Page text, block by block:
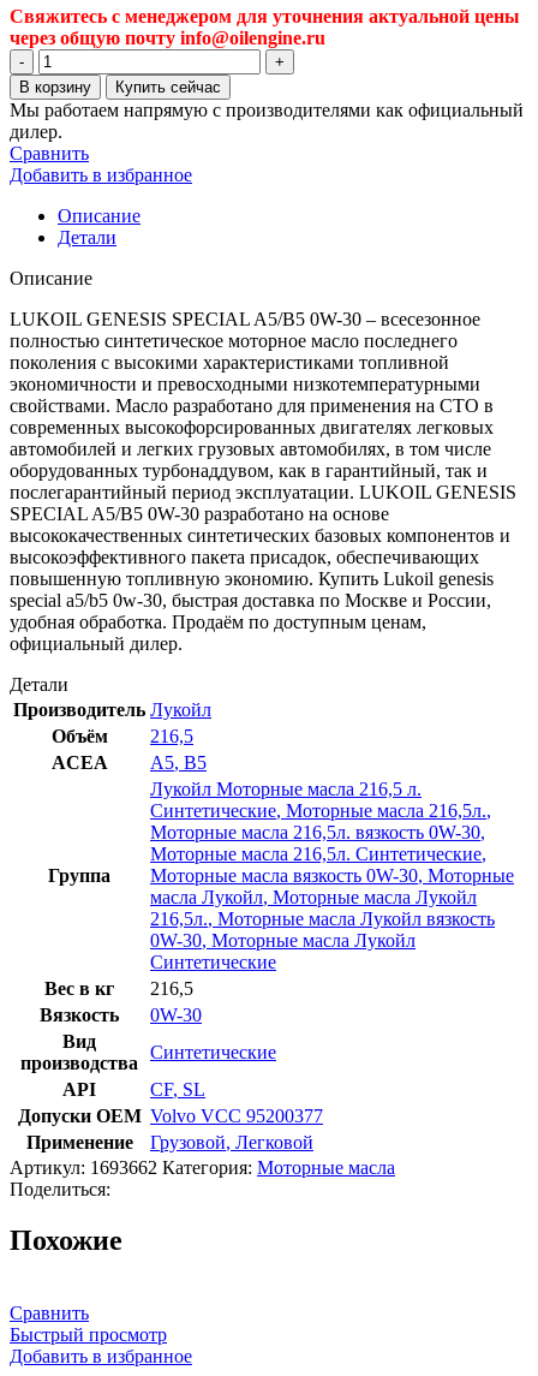
Свяжитесь с менеджером для уточнения актуальной цены
через общую почту info@oilengine.ru
Количество
товара
Масло
для
двигателя
Lukoil
genesis
special
a5/b5
0w-
30
В корзину Купить сейчас
Мы работаем напрямую с производителями как официальный
дилер.
Сравнить
Добавить в избранное
Описание
Детали
Описание
LUKOIL GENESIS SPECIAL A5/B5 0W-30 – всесезонное
полностью синтетическое моторное масло последнего
поколения с высокими характеристиками топливной
экономичности и превосходными низкотемпературными
свойствами. Масло разработано для применения на СТО в
современных высокофорсированных двигателях легковых
автомобилей и легких грузовых автомобилях, в том числе
оборудованных турбонаддувом, как в гарантийный, так и
послегарантийный период эксплуатации. LUKOIL GENESIS
SPECIAL A5/B5 0W-30 разработано на основе
высококачественных синтетических базовых компонентов и
высокоэффективного пакета присадок, обеспечивающих
повышенную топливную экономию. Купить Lukoil genesis
special a5/b5 0w-30, быстрая доставка по Москве и России,
удобная обработка. Продаём по доступным ценам,
официальный дилер.
Детали
Производитель Лукойл
Объём
216,5
ACEA
A5, B5
Группа
Лукойл Моторные масла 216,5 л.
Синтетические, Моторные масла 216,5л.,
Моторные масла 216,5л. вязкость 0W-30,
Моторные масла 216,5л. Синтетические,
Моторные масла вязкость 0W-30, Моторные
масла Лукойл, Моторные масла Лукойл
216,5л., Моторные масла Лукойл вязкость
0W-30, Моторные масла Лукойл
Синтетические
Вес в кг
216,5
Вязкость
0W-30
Вид
производства
Синтетические
API
CF, SL
Допуски OEM Volvo VCC 95200377
Применение
Грузовой, Легковой
Артикул: 1693662 Категория: Моторные масла
Поделиться:
Похожие
Сравнить
Быстрый просмотр
Добавить в избранное